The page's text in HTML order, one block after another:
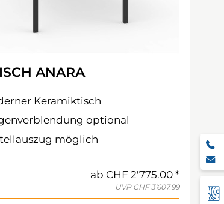
ANARA
Keramiktisch
optional
möglich
ab CHF 2'775.00
UVP CHF 3'607.99